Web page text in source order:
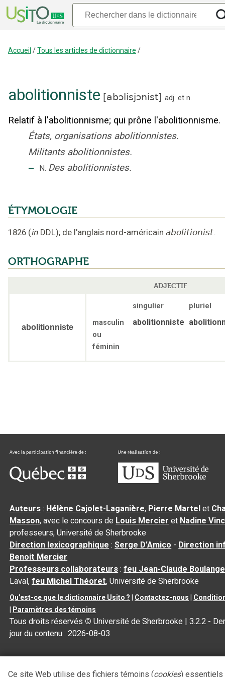
Accueil /Tous les articles de dictionnaire /
abolitionniste [abɔlisjɔnist] adj. et n.
Relatif à l'abolitionnisme; qui prône l'abolitionnisme.
États, organisations abolitionnistes.
Militants abolitionnistes.
‒ N. Des abolitionnistes.
ÉTYMOLOGIE
1826 (in DDL); de l'anglais nord-américain abolitionist.
ORTHOGRAPHE
ADJECTIF
abolitionniste
singulier
pluriel
masculin
ou
féminin
abolitionniste
Auteurs : Hélène Cajolet-Laganière, Pierre Martel et
Masson, avec le concours de Louis Mercier et Nadine
professeurs, Université de Sherbrooke
Direction lexicographique :Serge D’Amico - Direction
Benoit Mercier
Professeurs collaborateurs :feu Jean-Claude
Laval,feu Michel Théoret, Université de Sherbrooke
Qu’est-ce que le dictionnaire Usito ? Contactez-nous
Paramètres des témoins
Tous droits réservés © Université de Sherbrooke |3.2.2 -
jour du contenu :2026-08-03
Ce site Web utilise des fichiers témoins (cookies) essentiels